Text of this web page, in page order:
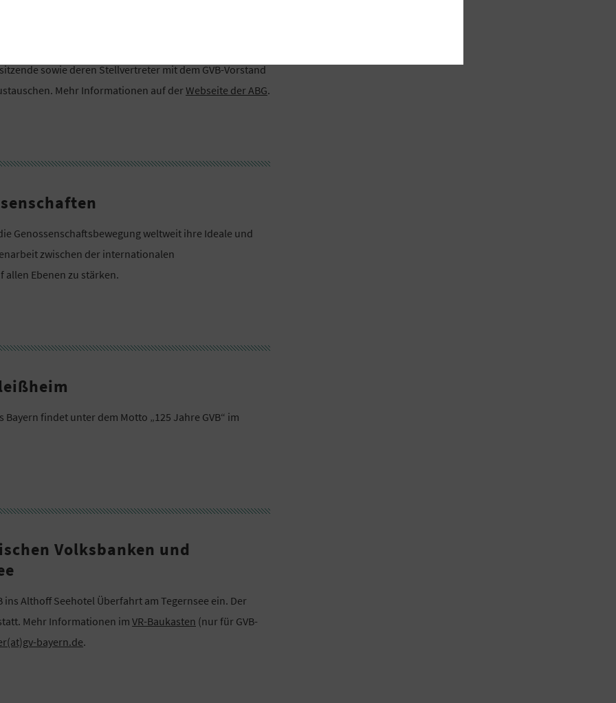
in Beilngries
sowie deren Stellvertreter mit dem GVB-Vorstand
Mehr Informationen auf derWebseite der ABG.
Genossenschaftsbewegung weltweit ihre Ideale und
zwischen der internationalen
allen Ebenen zu stärken.
findet unter dem Motto „125 Jahre GVB“ im
Volksbanken und
Althoff Seehotel Überfahrt am Tegernsee ein. Der
Mehr Informationen im VR-Baukasten (nur für GVB-
bayern.de.